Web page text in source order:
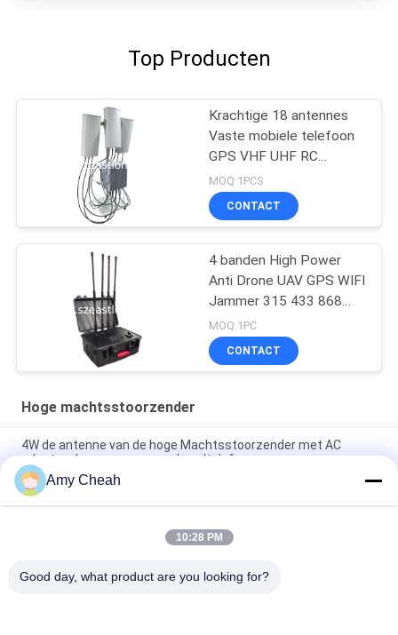
Top Producten
Krachtige 18 antennes
Vaste mobiele telefoon
GPS VHF UHF RC
Signalen Convoy Bomb
Jammer voor militair
gebruik
MOQ:1PCS
CONTACT
4 banden High Power
Anti Drone UAV GPS WIFI
Jammer 315 433 868
915 Afstandsbediening
Blocker
MOQ:1PC
CONTACT
Hoge machtsstoorzender
4W de antenne van de hoge Machtsstoorzender met AC
adapter, de vervormer van de celtelefoon
8 van de de Celtelefoon van kanalen Volledige Frequenties het
Signaalblocker met het Goede Koelen
Van de de Celtelefoon van VHF 16W het Signaalblocker
Amy Cheah
10:28 PM
Good day, what product are you looking for?